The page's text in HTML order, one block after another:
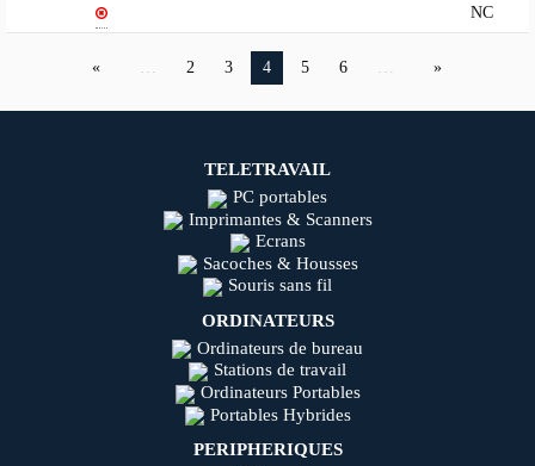
NC
… 2 3 4 5 6 …
TELETRAVAIL
PC portables
Imprimantes & Scanners
Ecrans
Sacoches & Housses
Souris sans fil
ORDINATEURS
Ordinateurs de bureau
Stations de travail
Ordinateurs Portables
Portables Hybrides
PERIPHERIQUES